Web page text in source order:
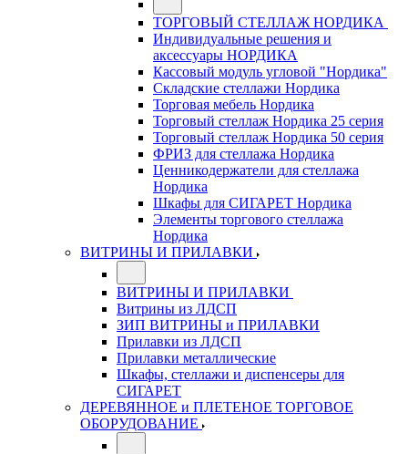
ТОРГОВЫЙ СТЕЛЛАЖ НОРДИКА
Индивидуальные решения и
аксессуары НОРДИКА
Кассовый модуль угловой "Нордика"
Складские стеллажи Нордика
Торговая мебель Нордика
Торговый стеллаж Нордика 25 серия
Торговый стеллаж Нордика 50 серия
ФРИЗ для стеллажа Нордика
Ценникодержатели для стеллажа
Нордика
Шкафы для СИГАРЕТ Нордика
Элементы торгового стеллажа
Нордика
ВИТРИНЫ И ПРИЛАВКИ
ВИТРИНЫ И ПРИЛАВКИ
Витрины из ЛДСП
ЗИП ВИТРИНЫ и ПРИЛАВКИ
Прилавки из ЛДСП
Прилавки металлические
Шкафы, стеллажи и диспенсеры для
СИГАРЕТ
ДЕРЕВЯННОЕ и ПЛЕТЕНОЕ ТОРГОВОЕ
ОБОРУДОВАНИЕ